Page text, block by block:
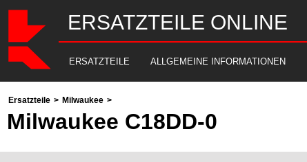
ERSATZTEILE ONLINE
ERSATZTEILE ALLGEMEINE INFORMATIONEN
Ersatzteile > Milwaukee >
Milwaukee C18DD-0